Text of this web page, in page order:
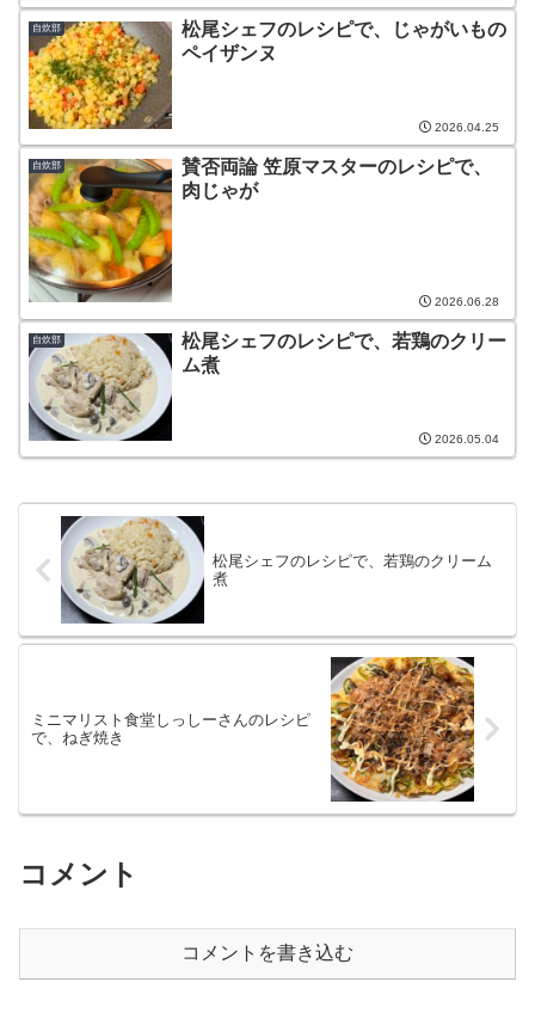
自炊部
松尾シェフのレシピで、じゃがいもの
ペイザンヌ
2026.04.25
自炊部
賛否両論 笠原マスターのレシピで、
肉じゃが
2026.06.28
自炊部
松尾シェフのレシピで、若鶏のクリー
ム煮
2026.05.04
松尾シェフのレシピで、若鶏のクリーム
煮
ミニマリスト食堂しっしーさんのレシピ
で、ねぎ焼き
コメント
コメントを書き込む